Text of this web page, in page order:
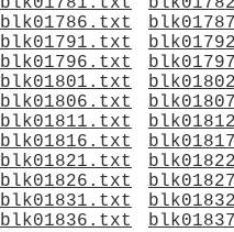
blk01786.txt
blk01791.txt
blk01796.txt
blk01801.txt
blk01806.txt
blk01811.txt
blk01816.txt
blk01821.txt
blk01826.txt
blk01831.txt
blk01836.txt